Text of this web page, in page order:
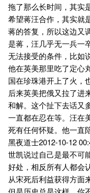
拖了那么长时间，其实
希望蒋汪合作，其实就
蒋的答复，所以这边又
是蒋，汪几乎无一兵一
无法接受的条件，比如
他在英美那里吃了定心
国在珍珠港开上了火，
后来英美把俄又拉了进
和解。这个扯下去话又
一直都在忍在等。汪在
死有任何怀疑。他一直
黑夜道士2012-10-12
世凯说过自己是最不可
好处，相反所有人都会
从宋死后利益获得方面